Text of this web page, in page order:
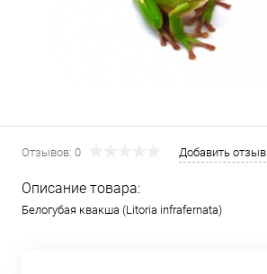
Отзывов: 0 Добавить отзыв
Описание товара:
Белогубая квакша (Litoria infrafernata)